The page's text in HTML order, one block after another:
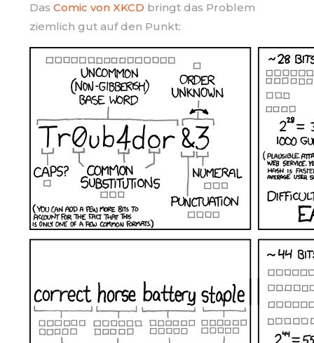
Das Comic von XKCD bringt das Problem
ziemlich gut auf den Punkt: